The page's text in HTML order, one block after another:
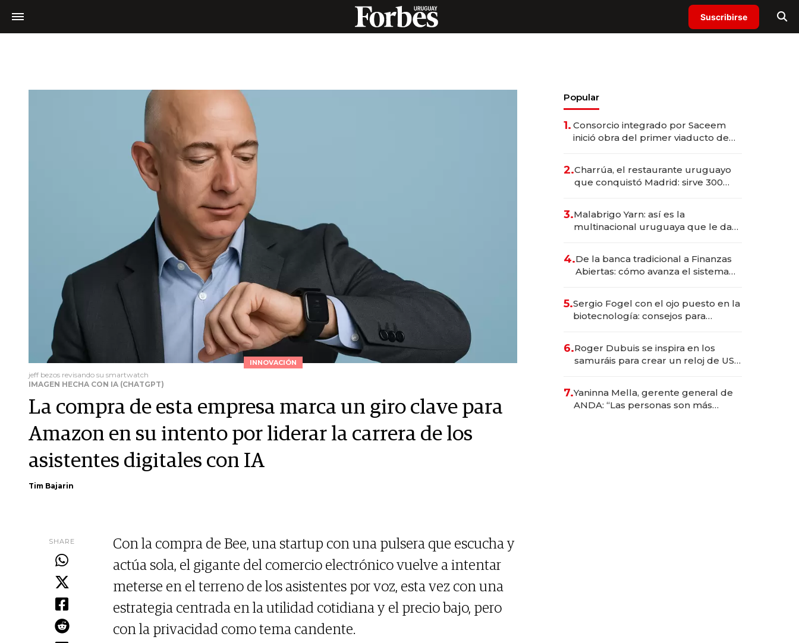
Suscribirse
INNOVACIÓN
jeff bezos revisando su smartwatch
IMAGEN HECHA CON IA (CHATGPT)
La compra de esta empresa marca un giro clave para
Amazon en su intento por liderar la carrera de los
asistentes digitales con IA
Tim Bajarin
SHARE
Con la compra de Bee, una startup con una pulsera que escucha y
actúa sola, el gigante del comercio electrónico vuelve a intentar
meterse en el terreno de los asistentes por voz, esta vez con una
estrategia centrada en la utilidad cotidiana y el precio bajo, pero
con la privacidad como tema candente.
Popular
1. Consorcio integrado por Saceem
inició obra del primer viaducto de
millones
2.Charrúa, el restaurante uruguayo
que conquistó Madrid: sirve 300
prepara apertura
3.Malabrigo Yarn: así es la
multinacional uruguaya que le da
4.De la banca tradicional a Finanzas
Abiertas: cómo avanza el sistema
5.Sergio Fogel con el ojo puesto en la
biotecnología: consejos para
6.Roger Dubuis se inspira en los
samuráis para crear un reloj de US$
7.Yaninna Mella, gerente general de
ANDA: “Las personas son más